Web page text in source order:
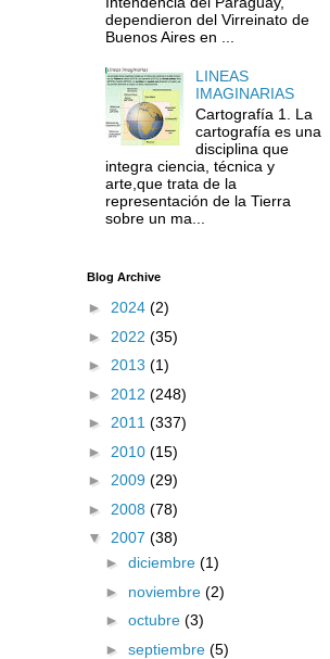
dependieron del Virreinato de
Buenos Aires en ...
LINEAS
IMAGINARIAS
Cartografía 1. La
cartografía es una
disciplina que
integra ciencia, técnica y
arte,que trata de la
representación de la Tierra
sobre un ma...
Blog Archive
► 2024 (2)
► 2022 (35)
► 2013 (1)
► 2012 (248)
► 2011 (337)
► 2010 (15)
► 2009 (29)
► 2008 (78)
▼ 2007 (38)
►diciembre(1)
► noviembre(2)
►octubre(3)
►septiembre(5)